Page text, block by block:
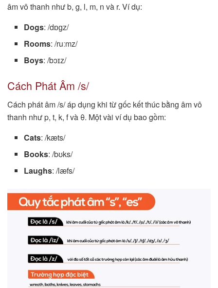
âm vô thanh như b, g, l, m, n và r. Ví dụ:
Dogs: /dɒɡz/
Rooms: /ruːmz/
Boys: /bɔɪz/
Cách Phát Âm /s/
Cách phát âm /s/ áp dụng khi từ gốc kết thúc bằng âm vô
thanh như p, t, k, f và θ. Một vài ví dụ bao gồm:
Cats: /kæts/
Books: /bʊks/
Laughs: /læfs/